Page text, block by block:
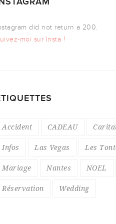
did not return a 200.
moi sur Insta !
Accident CADEAU
Infos Las Vegas Les
Mariage Nantes NOEL
Réservation Wedding